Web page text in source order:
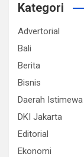
Kategori
Advertorial
Bali
Berita
Bisnis
Daerah
DKI Jakarta
Editorial
Ekonomi